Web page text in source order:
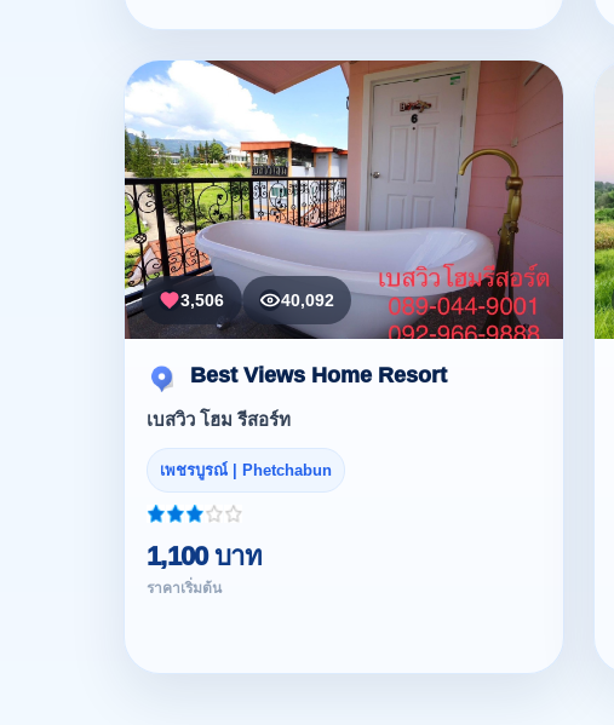
3,506 40,092
Best Views Home Resort
เบสวิว โฮม รีสอร์ท
เพชรบูรณ์ | Phetchabun
1,100 บาท
ราคาเริ่มต้น